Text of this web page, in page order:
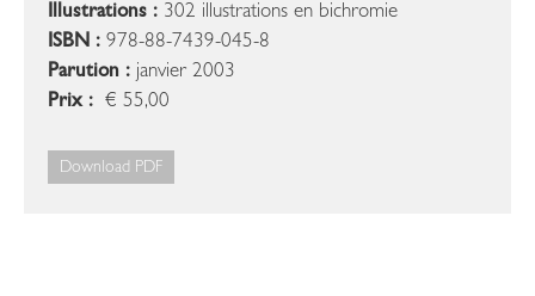
Illustrations : 302 illustrations en bichromie
ISBN : 978-88-7439-045-8
Parution : janvier 2003
Prix : € 55,00
Download PDF